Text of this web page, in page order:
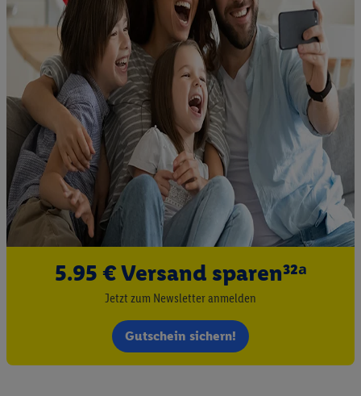
5.95 € Versand sparen³²ᵃ
Jetzt zum Newsletter anmelden
Gutschein sichern!